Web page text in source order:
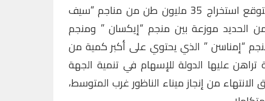
وحسب تقديرات المكتب الوطني، تتوقع استخراج 35 مليون طن من مناجم “سيف
36 مليون طن من الحديد موزعة بين منجم “إيكسان ” ومنجم
“إمناسن ” الذي يحتوي على أكبر كمية من
تراهن عليها الدولة للإسهام في تنمية الجهة
من إنجاز ميناء الناظور غرب المتوسط،